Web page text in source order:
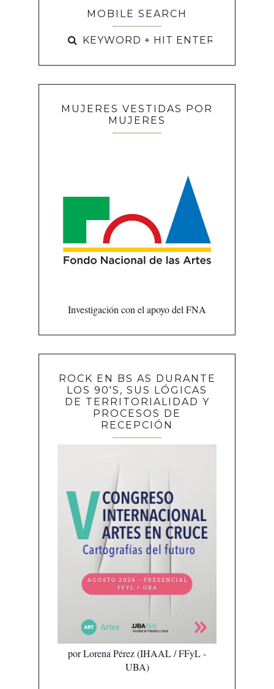
MOBILE SEARCH
MUJERES VESTIDAS POR
MUJERES
Investigación con el apoyo del FNA
ROCK EN BS AS DURANTE
LOS 90'S, SUS LÓGICAS
DE TERRITORIALIDAD Y
PROCESOS DE
RECEPCIÓN
por Lorena Pérez (IHAAL / FFyL -
UBA)